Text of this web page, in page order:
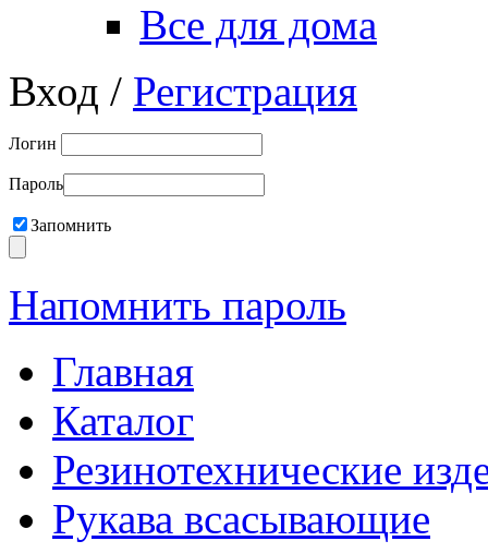
Все для дома
Вход / Регистрация
Логин
Пароль
Запомнить
Напомнить пароль
Главная
Каталог
Резинотехнические
Рукава всасывающие